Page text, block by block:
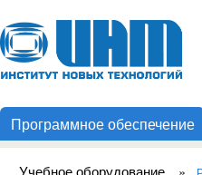
Институт
Новых
Программное обеспечение
Учебное оборудование »